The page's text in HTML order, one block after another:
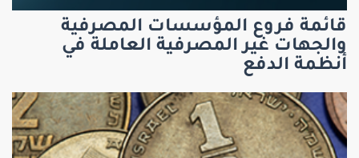
قائمة فروع المؤسسات المصرفية
والجهات غير المصرفية العاملة في
أنظمة الدفع